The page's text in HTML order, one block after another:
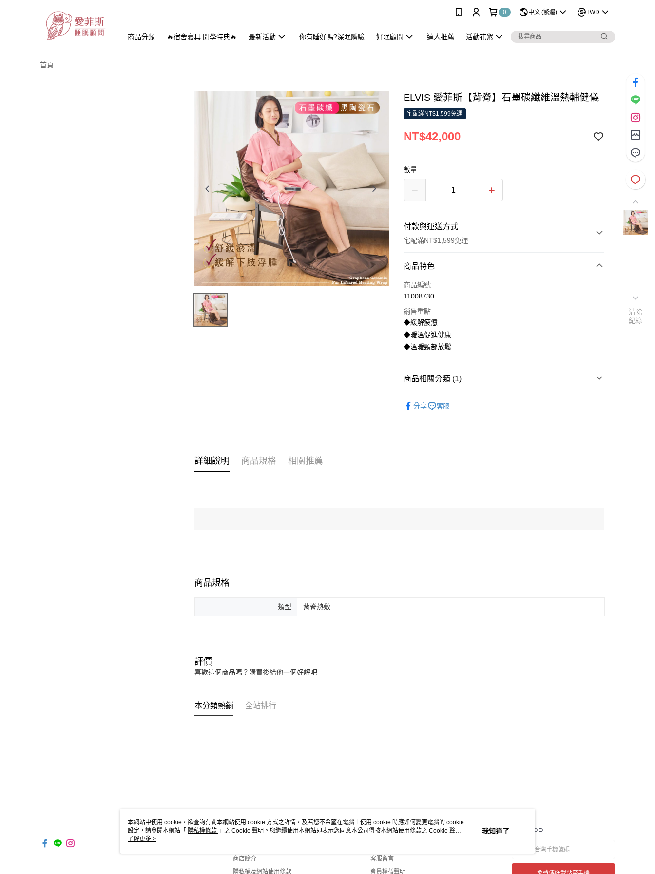
0 中文 (繁體) TWD
商品分類 🔥宿舍寢具 開學特典🔥 最新活動 你有睡好嗎?深眠體驗 好眠顧問 達人推薦 活動花絮
首頁
ELVIS 愛菲斯【背脊】石墨碳纖維溫熱輔健儀
宅配滿NT$1,599免運
NT$42,000
數量
付款與運送方式
宅配滿NT$1,599免運
付款方式
信用卡一次付款
Apple Pay
街口支付
全盈+PAY
運送方式
商品特色
商品編號
11008730
銷售重點
◆緩解疲憊
◆暖溫促進健康
◆溫暖頸部放鬆
商品相關分類 (1)
分享
客服
詳細說明 商品規格 相關推薦
商品規格
類型 背脊熱敷
評價
喜歡這個商品嗎？購買後給他一個好評吧
本分類熱銷 全站排行
關於我們
商店簡介
隱私權及網站使用條款
客服資訊
客服留言
會員權益聲明
官方APP
清除
紀錄
本網站中使用 cookie，欲查詢有關本網站使用 cookie 方式之詳情，及若您不希望在電腦上使用 cookie 時應如何變更電腦的 cookie
設定，請參閱本網站「 隱私權條款 」之 Cookie 聲明。您繼續使用本網站即表示您同意本公司得按本網站使用條款之 Cookie 聲明
使用 cookie。
了解更多 >
我知道了